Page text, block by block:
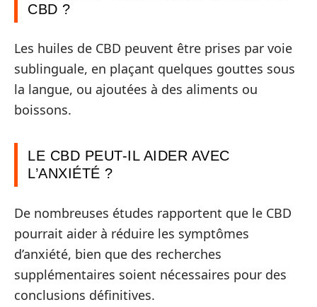
CBD ?
Les huiles de CBD peuvent être prises par voie
sublinguale, en plaçant quelques gouttes sous
la langue, ou ajoutées à des aliments ou
boissons.
LE CBD PEUT-IL AIDER AVEC
L’ANXIÉTÉ ?
De nombreuses études rapportent que le CBD
pourrait aider à réduire les symptômes
d’anxiété, bien que des recherches
supplémentaires soient nécessaires pour des
conclusions définitives.